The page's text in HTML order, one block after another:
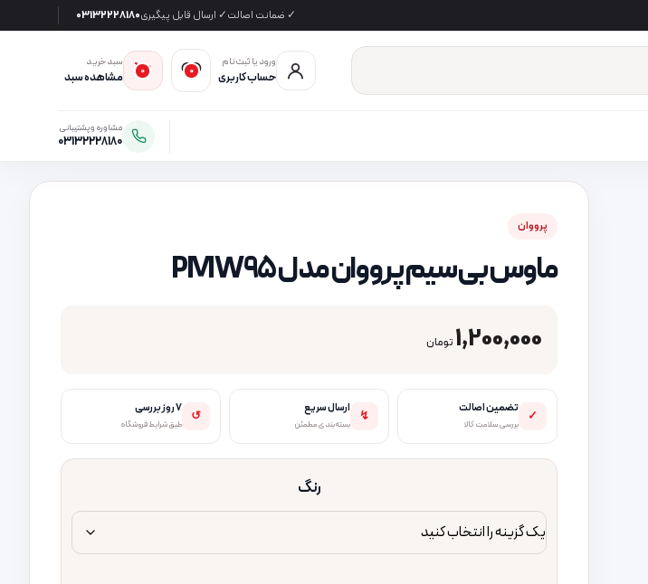
✓ ضمانت اصالت✓ ارسال قابل پیگیری03132228180
ورود یا ثبت‌نام
حساب کاربری 0
0
سبد خرید
مشاهده سبد
مشاوره و پشتیبانی
03132228180
پرووان
ماوس بی‌ سیم پرووان مدل PMW95
1,200,000 تومان
✓ تضمین اصالت
بررسی سلامت کالا
↯ ارسال سریع
بسته‌بندی مطمئن
↺ ۷ روز بررسی
طبق شرایط فروشگاه
رنگ